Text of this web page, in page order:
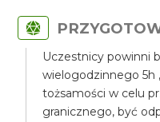
Uczestnicy powinni
wielogodzinnego 5h
tożsamości w celu
granicznego, być